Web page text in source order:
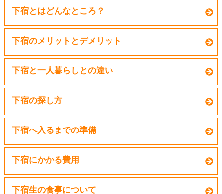
下宿とはどんなところ？
下宿のメリットとデメリット
下宿と一人暮らしとの違い
下宿の探し方
下宿へ入るまでの準備
下宿にかかる費用
下宿生の食事について